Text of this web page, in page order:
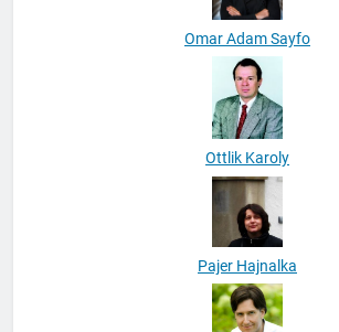
Omar Adam Sayfo
Ottlik Karoly
Pajer Hajnalka